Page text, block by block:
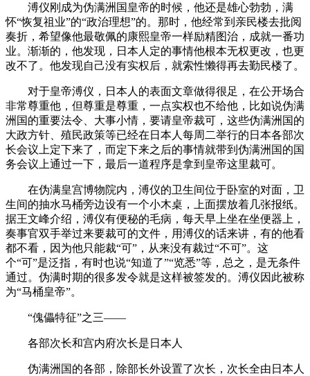
溥仪刚成为伪满洲国皇帝的时候，他还是雄心勃勃，满
怀“恢复祖业”的“政治理想”的。那时，他经常到亲民楼去批阅
奏折，希望像他最敬佩的康熙皇帝一样励精图治，成就一番功
业。渐渐的，他发现，日本人定的事情他根本无权更改，也更
改不了。他发现自己没有实权后，就索性懒得再去勤民楼了。
对于皇帝溥仪，日本人的表面文章做得很足，在公开场合
非常尊重他，但尊重是尊重，一点实权也不给他，比如说伪满
洲国的重要法令、大事小情，要请皇帝裁可，这些伪满洲国的
大政方针、殖民政策等已经在日本人每周二举行的日本各部次
长会议上定下来了，而定下来之后的事情就带到伪满洲国的国
务会议上通过一下，最后一道程序是拿到皇帝这里裁可。
在伪满皇宫博物院内，溥仪的卫生间位于卧室的对面，卫
生间的抽水马桶旁边设有一个小木桌，上面摆放着几张报纸。
据王文峰介绍，溥仪有便秘的毛病，每天早上坐在坐便器上，
奏事官双手举过来要裁可的文件，用溥仪的话来讲，有的他看
都不看，因为他只能裁“可”，从来没有裁过“不可”。这
个“可”是泛指，有时也说“知道了”“览悉”等，总之，是无条件
通过。伪满时期的很多发令就是这样被签发的。溥仪因此被称
为“马桶皇帝”。
“傀儡特征”之三——
各部次长和宫内府次长是日本人
伪满洲国的各部，除部长外设置了次长，次长全由日本人